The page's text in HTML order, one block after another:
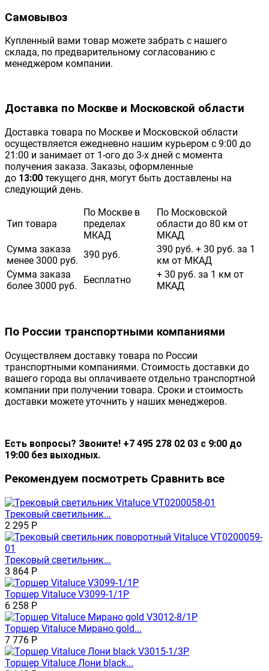
Самовывоз
Купленный вами товар можете забрать с нашего
склада, по предварительному согласованию с
менеджером компании.
Доставка по Москве и Московской области
Доставка товара по Москве и Московской области
осуществляется ежедневно нашим курьером с 9:00 до
21:00 и занимает от 1-ого до 3-х дней с момента
получения заказа. Заказы, оформленные
до 13:00 текущего дня, могут быть доставлены на
следующий день.
Тип товара
По Москве в
пределах
МКАД
По Московской
области до 80 км от
МКАД
Сумма заказа
менее 3000 руб.
390 руб.
390 руб. + 30 руб. за 1
км от МКАД
Сумма заказа
более 3000 руб.
Бесплатно
+ 30 руб. за 1 км от
МКАД
По России транспортными компаниями
Осуществляем доставку товара по России
транспортными компаниями. Стоимость доставки до
вашего города вы оплачиваете отдельно транспортной
компании при получении товара. Сроки и стоимость
доставки можете уточнить у наших менеджеров.
Есть вопросы? Звоните! +7 495 278 02 03 с 9:00 до
19:00 без выходных.
Рекомендуем посмотреть Сравнить все
Трековый светильник...
2 295 Р
Трековый светильник...
3 864 Р
Торшер Vitaluce V3099-1/1P
6 258 Р
Торшер Vitaluce Мирано gold...
7 776 Р
Торшер Vitaluce Лони black...